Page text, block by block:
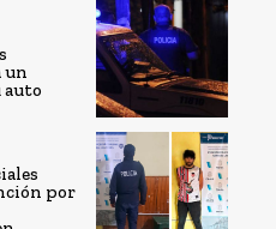
un
auto
por